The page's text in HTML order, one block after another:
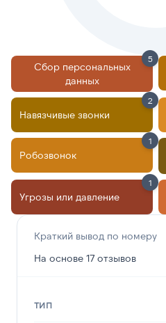
Сбор персональных
данных
5
Навязчивые звонки
2
Робозвонок
1
Угрозы или давление
1
Краткий вывод по номеру
На основе 17 отзывов
ТИП